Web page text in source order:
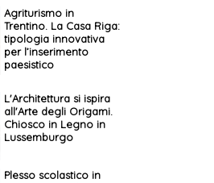
Agriturismo in
Trentino. La Casa Riga:
tipologia innovativa
per l’inserimento
paesistico
L'Architettura si ispira
all'Arte degli Origami.
Chiosco in Legno in
Lussemburgo
Plesso scolastico in